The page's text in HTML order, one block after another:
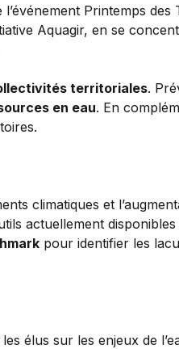
Printemps des
Aquagir, en se
territoriales.
en eau. En
climatiques et
actuellement
pour identifier les
élus sur les enjeux de